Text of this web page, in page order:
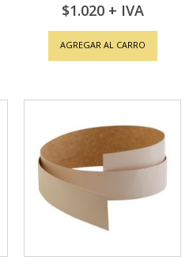
$1.020
AGREGAR AL CARRO